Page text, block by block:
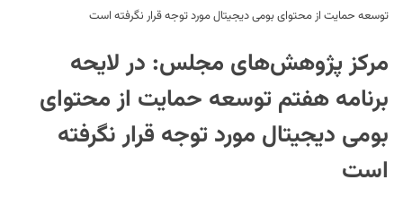
توسعه حمایت از محتوای بومی دیجیتال مورد توجه قرار نگرفته است
مرکز پژوهش‌های مجلس: در لایحه
برنامه هفتم توسعه حمایت از محتوای
بومی دیجیتال مورد توجه قرار نگرفته
است